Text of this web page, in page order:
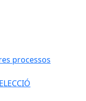
processos